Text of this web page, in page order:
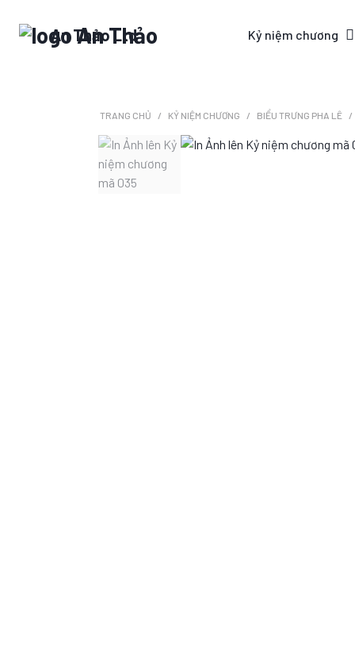
An Thảo Ltd Kỷ niệm chương
TRANG CHỦ KỶ NIỆM CHƯƠNG BIỂU TRƯNG PHA LÊ